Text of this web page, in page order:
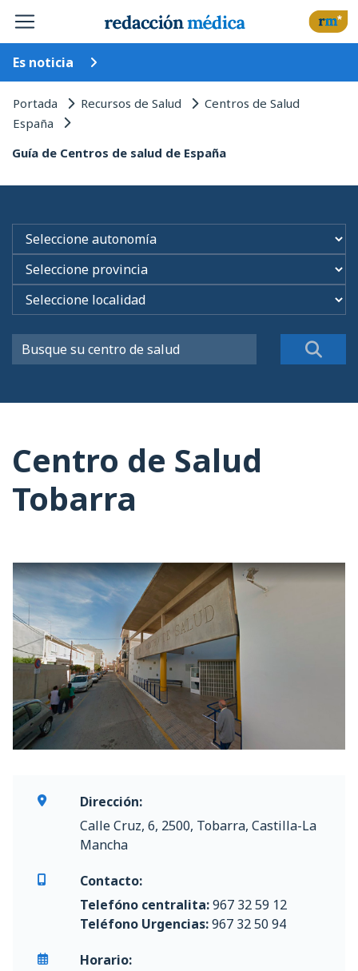
Es noticia
Portada Recursos de Salud Centros de Salud
España
Guía de Centros de salud de España
Centro de Salud
Tobarra
Dirección:
Calle Cruz, 6, 2500, Tobarra, Castilla-La
Mancha
Contacto:
Telefóno centralita:967 32 59 12
Teléfono Urgencias:967 32 50 94
Horario: